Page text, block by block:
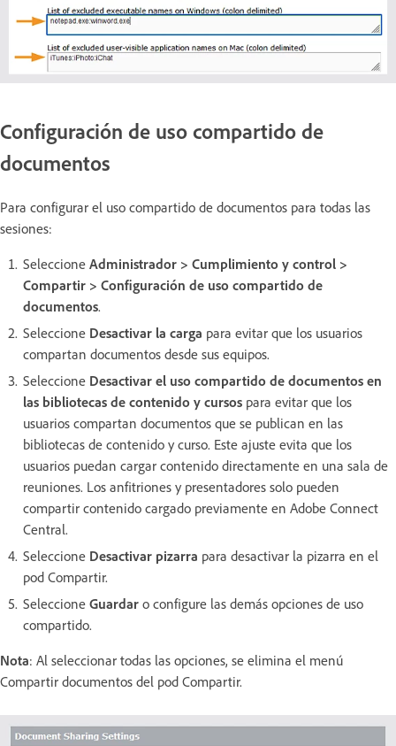
Configuración de uso compartido de
documentos
Para configurar el uso compartido de documentos para todas las
sesiones:
Seleccione Administrador > Cumplimiento y control >
Compartir > Configuración de uso compartido de
documentos.
Seleccione Desactivar la carga para evitar que los usuarios
compartan documentos desde sus equipos.
Seleccione Desactivar el uso compartido de documentos en
las bibliotecas de contenido y cursos para evitar que los
usuarios compartan documentos que se publican en las
bibliotecas de contenido y curso. Este ajuste evita que los
usuarios puedan cargar contenido directamente en una sala de
reuniones. Los anfitriones y presentadores solo pueden
compartir contenido cargado previamente en Adobe Connect
Central.
Seleccione Desactivar pizarra para desactivar la pizarra en el
pod Compartir.
Seleccione Guardar o configure las demás opciones de uso
compartido.
Nota: Al seleccionar todas las opciones, se elimina el menú
Compartir documentos del pod Compartir.